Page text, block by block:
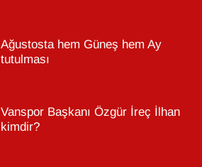
Ağustosta hem Güneş hem Ay
tutulması
Vanspor Başkanı Özgür İreç İlhan
kimdir?